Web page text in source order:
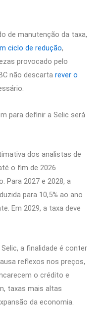
de manutenção da taxa,
ciclo de redução,
provocado pelo
não descarta rever o
para definir a Selic será
dos analistas de
o fim de 2026
Para 2027 e 2028, a
para 10,5% ao ano
Em 2029, a taxa deve
a finalidade é conter
reflexos nos preços,
o crédito e
taxas mais altas
da economia.